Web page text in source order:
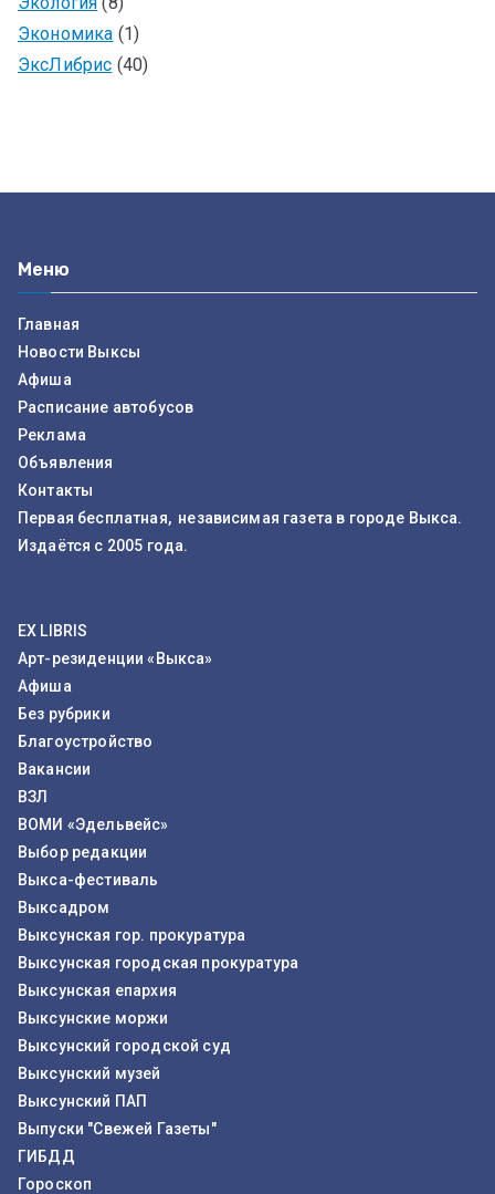
Экономика (1)
ЭксЛибрис (40)
Меню
Главная
Новости Выксы
Афиша
Расписание автобусов
Реклама
Объявления
Контакты
Первая бесплатная, независимая газета в городе Выкса.
Издаётся с 2005 года.
EX LIBRIS
Арт-резиденции «Выкса»
Афиша
Без рубрики
Благоустройство
Вакансии
ВЗЛ
ВОМИ «Эдельвейс»
Выбор редакции
Выкса-фестиваль
Выксадром
Выксунская гор. прокуратура
Выксунская городская прокуратура
Выксунская епархия
Выксунские моржи
Выксунский городской суд
Выксунский музей
Выксунский ПАП
Выпуски "Свежей Газеты"
ГИБДД
Гороскоп